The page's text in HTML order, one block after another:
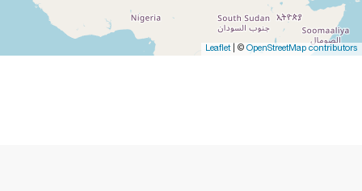
Leaflet| © OpenStreetMap contributors